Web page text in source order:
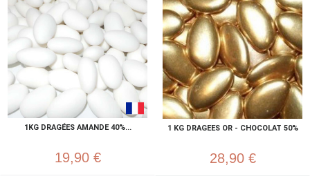
1KG DRAGÉES AMANDE 40%...
19,90 €
1 KG DRAGEES OR - CHOCOLAT 50%
28,90 €